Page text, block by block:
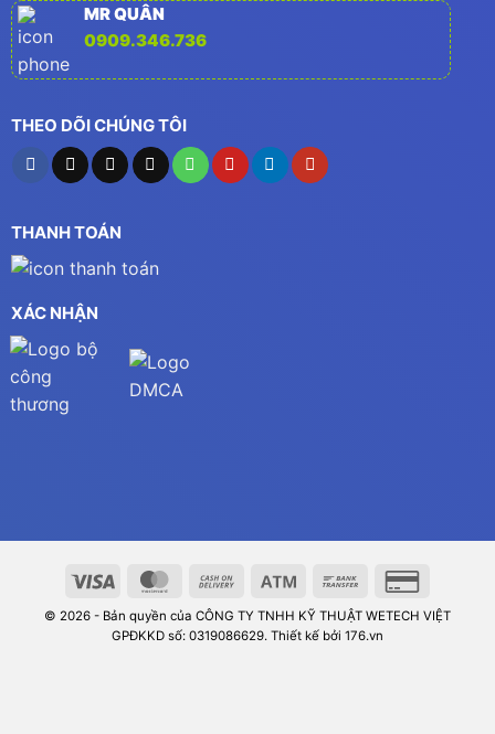
MR QUÂN
0909.346.736
THEO DÕI CHÚNG TÔI
THANH TOÁN
XÁC NHẬN
© 2026 - Bản quyền của CÔNG TY TNHH KỸ THUẬT WETECH VIỆT
GPĐKKD số: 0319086629. Thiết kế bởi 176.vn